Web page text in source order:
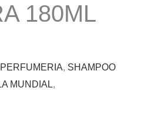
180ML
PERFUMERIA, SHAMPOO
MUNDIAL,